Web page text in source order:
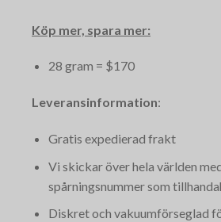
Köp mer, spara mer:
28 gram = $170
Leveransinformation:
Gratis expedierad frakt
Vi skickar över hela världen
spårningsnummer som
Diskret och vakuumförseglad